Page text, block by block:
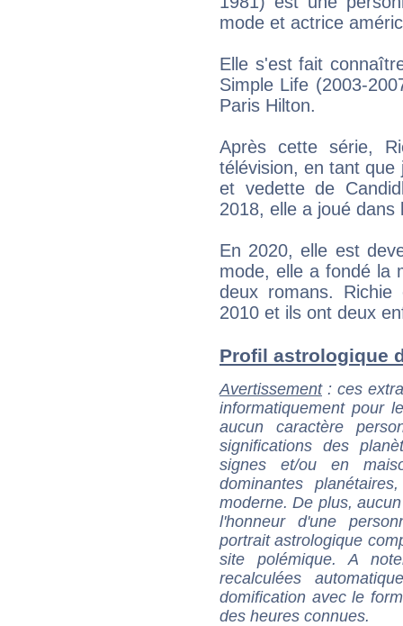
mode et actrice
Elle s'est fait
Simple Life (2003-
Paris Hilton.
Après cette série,
télévision, en tant que
et vedette de
2018, elle a joué
En 2020, elle est
mode, elle a fondé la
deux romans.
2010 et ils ont deux
Profil astrologique
Avertissement: ces
informatiquement pour
aucun caractère
significations des
signes et/ou en
dominantes
moderne. De plus,
l'honneur d'une
portrait astrologique
site polémique. A
recalculées
domification avec le
des heures connues.